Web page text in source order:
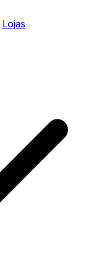
Lojas